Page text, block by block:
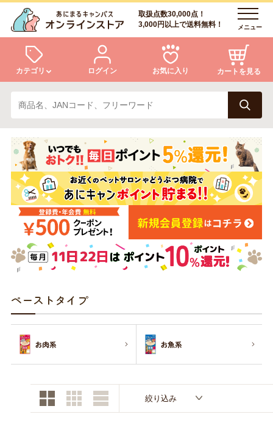
取扱点数30,000点！
3,000円以上で送料無料！
メニュー
カテゴリ
犬 猫
小動物・鳥 アクア・爬虫類・昆虫
ドッグフード キャットフード
美容・ケア用品 服・おさんぽ用品
日用品（デイリー）
トリマーグッズ シニアサポート
ログイン お気に入り カートを見る
ログイン
会員登録
あにまるキャンパスについて
アフターサービス
商品リクエスト
お問い合わせ
ペーストタイプ
お肉系 お魚系
絞り込み